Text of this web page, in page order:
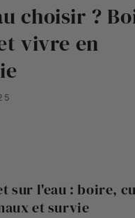
choisir ?
vivre en
sur l'eau : boire,
et survie